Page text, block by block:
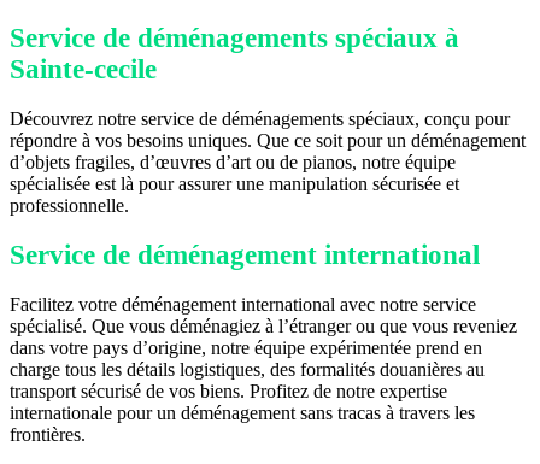
Service de déménagements spéciaux à
Sainte-cecile
Découvrez notre service de déménagements spéciaux, conçu pour
répondre à vos besoins uniques. Que ce soit pour un déménagement
d’objets fragiles, d’œuvres d’art ou de pianos, notre équipe
spécialisée est là pour assurer une manipulation sécurisée et
professionnelle.
Service de déménagement international
Facilitez votre déménagement international avec notre service
spécialisé. Que vous déménagiez à l’étranger ou que vous reveniez
dans votre pays d’origine, notre équipe expérimentée prend en
charge tous les détails logistiques, des formalités douanières au
transport sécurisé de vos biens. Profitez de notre expertise
internationale pour un déménagement sans tracas à travers les
frontières.